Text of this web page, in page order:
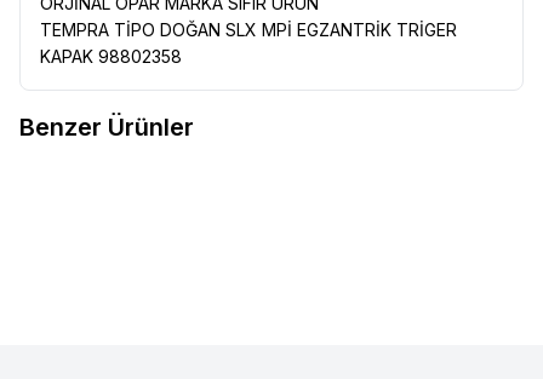
TEMPRA TİPO DOĞAN SLX MPİ EGZANTRİK TRİGER
KAPAK 98802358
Benzer Ürünler